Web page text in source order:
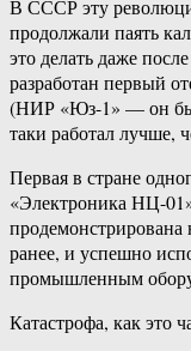
В СССР эту
продолжали паять
это делать даже
разработан первый
(НИР «Юз-1» — он
таки работал лучше,
Первая в стране
«Электроника НЦ-
продемонстрирована
ранее, и успешно
промышленным
Катастрофа, как это